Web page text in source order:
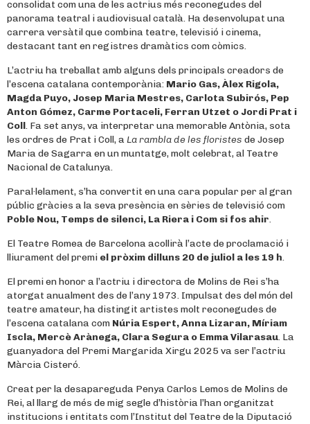
consolidat com una de les actrius més reconegudes del
panorama teatral i audiovisual català. Ha desenvolupat una
carrera versàtil que combina teatre, televisió i cinema,
destacant tant en registres dramàtics com còmics.
L’actriu ha treballat amb alguns dels principals creadors de
l’escena catalana contemporània: Mario Gas, Àlex Rigola,
Magda Puyo, Josep Maria Mestres, Carlota Subirós, Pep
Anton Gómez, Carme Portaceli, Ferran Utzet o Jordi Prat i
Coll. Fa set anys, va interpretar una memorable Antònia, sota
les ordres de Prat i Coll, aLa rambla de les floristes de Josep
Maria de Sagarra en un muntatge, molt celebrat, al Teatre
Nacional de Catalunya.
Paral·lelament, s’ha convertit en una cara popular per al gran
públic gràcies a la seva presència en sèries de televisió com
Poble Nou, Temps de silenci, La Riera i Com si fos ahir.
El Teatre Romea de Barcelona acollirà l’acte de proclamació i
lliurament del premi el pròxim dilluns 20 de juliol a les 19 h.
El premi en honor a l’actriu i directora de Molins de Rei s’ha
atorgat anualment des de l’any 1973. Impulsat des del món del
teatre amateur, ha distingit artistes molt reconegudes de
l’escena catalana com Núria Espert, Anna Lizaran, Míriam
Iscla, Mercè Arànega, Clara Segura o Emma Vilarasau. La
guanyadora del Premi Margarida Xirgu 2025 va ser l’actriu
Màrcia Cisteró.
Creat per la desapareguda Penya Carlos Lemos de Molins de
Rei, al llarg de més de mig segle d’història l’han organitzat
institucions i entitats com l’Institut del Teatre de la Diputació